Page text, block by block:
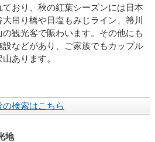
おり、秋の紅葉シーズンには日本
吊り橋や日塩もみじライン、箒川
観光客で賑わいます。その他にも
などがあり、ご家族でもカップル
あります。
検索はこちら
地